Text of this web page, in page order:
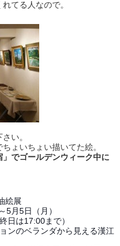
てる人なので。
い。
ょいちょい描いてた絵。
でゴールデンウィーク中に
絵展
月5日（月）
は17:00まで）
ンのベランダから見える漢江